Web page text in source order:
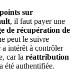
sur
, il faut payer une
de récupération de
peut le suivre
a intérêt à contrôler
car la réattribution
été authentifiée.